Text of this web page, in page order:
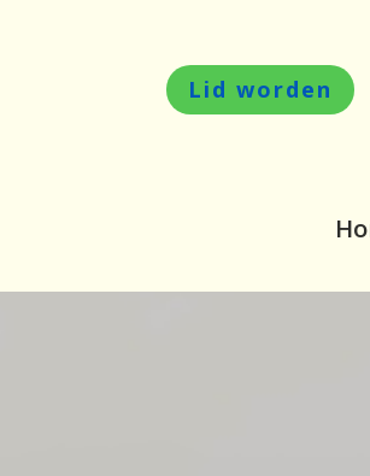
Lid worden